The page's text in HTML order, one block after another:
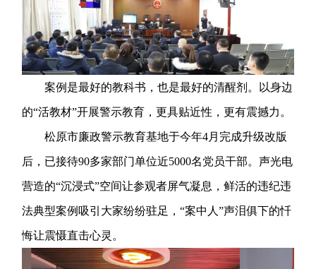
案例是最好的教科书，也是最好的清醒剂。以身边
的“活教材”开展警示教育，更具贴近性，更有震撼力。
松原市廉政警示教育基地于今年4月完成升级改版
后，已接待90多家部门单位近5000名党员干部。声光电
营造的“沉浸式”空间让参观者屏气凝息，鲜活的违纪违
法典型案例吸引大家纷纷驻足，“案中人”声泪俱下的忏
悔让震慑直击心灵。